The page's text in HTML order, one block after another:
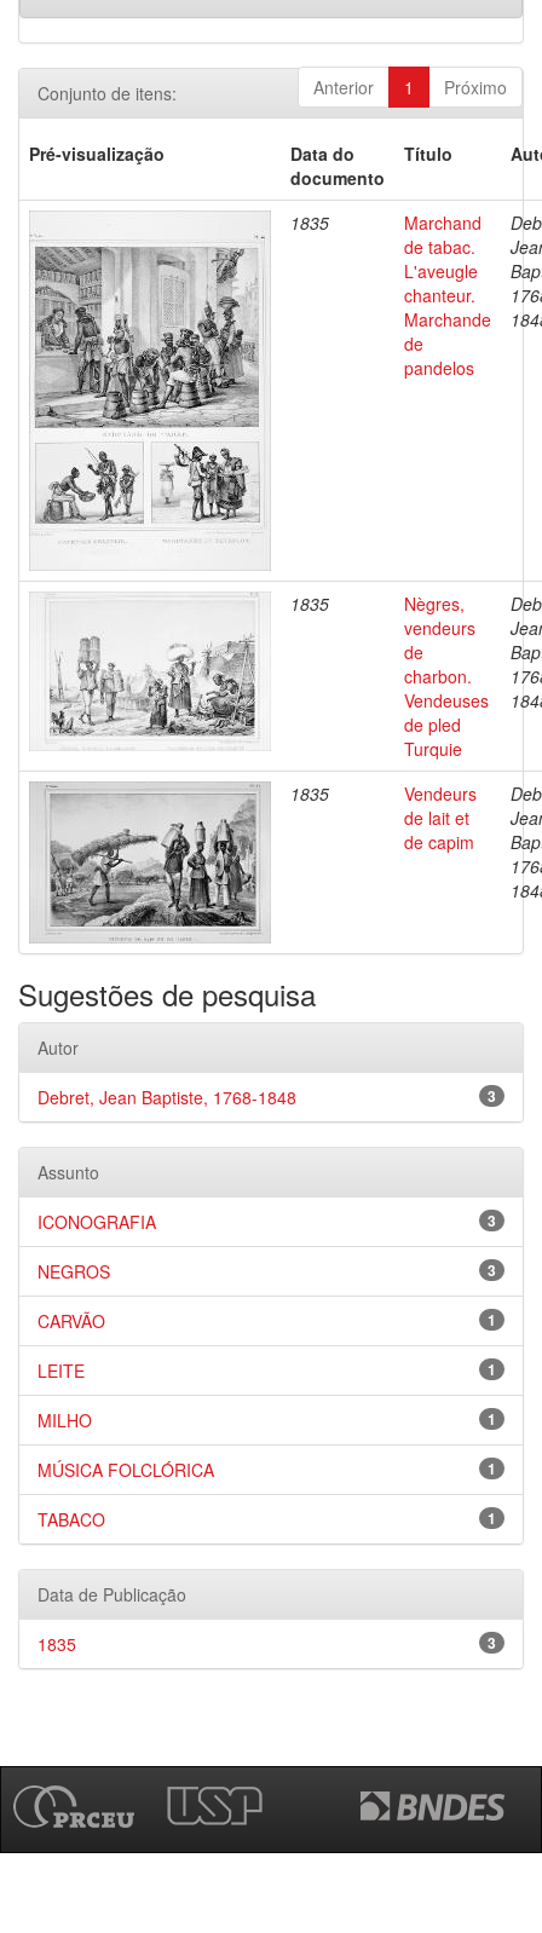
Anterior 1 Próximo
Conjunto de itens:
Pré-visualização
Data do
documento
Título
1835
Marchand
de tabac.
L'aveugle
chanteur.
Marchande
de
pandelos
1835
Nègres,
vendeurs
de
charbon.
Vendeuses
de pled
Turquie
1835
Vendeurs
de lait et
de capim
Sugestões de pesquisa
Autor
3
Debret, Jean Baptiste, 1768-1848
Assunto
3
ICONOGRAFIA
3
NEGROS
1
CARVÃO
1
LEITE
1
MILHO
1
MÚSICA FOLCLÓRICA
1
TABACO
Data de Publicação
3
1835